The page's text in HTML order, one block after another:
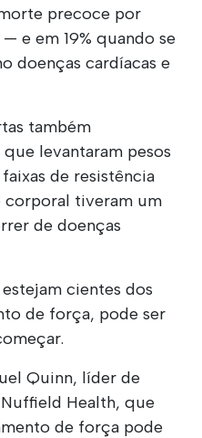
precoce por
e em 19% quando se
doenças cardíacas e
também
levantaram pesos
de resistência
corporal tiveram um
de doenças
cientes dos
de força, pode ser
Quinn, líder de
Health, que
de força pode